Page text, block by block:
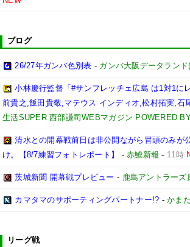
ブログ
26/27年ガンバ色別表 - ガンバ大阪データラン
小林慶行監督「#サンフレッチェ広島 は1対1に
前貴之,飯田貴敬,マテウス インディオ,松村拓実,石
生活SUPER 西部謙司WEBマガジン POWERED
清水との開幕戦前日は非公開ながら冒頭のみが
け。【8/7練習フォトレポート】
-赤鯱新報 - 11時
茨城新聞 開幕戦プレビュー - 鹿島アントラーズ
カマタマのサポーティングパートナー!? -かま
リーグ戦